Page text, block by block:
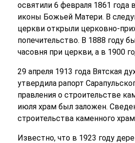
освятили 6 февраля 1861 года
иконы Божьей Матери. В
церкви открыли церковно-
попечительство. В 1888 году
часовня при церкви, а в 1900
29 апреля 1913 года Вятская
утвердила рапорт
правления о строительстве
июля храм был заложен.
строительства каменного
Известно, что в 1923 году